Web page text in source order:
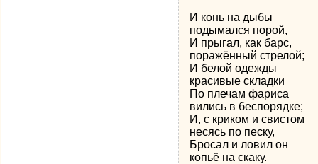
И конь на дыбы
подымался порой,
И прыгал, как барс,
поражённый стрелой;
И белой одежды
красивые складки
По плечам фариса
вились в беспорядке;
И, с криком и свистом
несясь по песку,
Бросал и ловил он
копьё на скаку.